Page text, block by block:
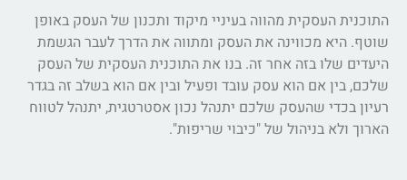
התוכנית העסקית מהווה בעיניי מיקוד ותכנון של העסק באופן
שוטף. היא מכווינה את העסק ומתווה את הדרך לעבר הגשמת
היעדים שלו בזה אחר זה. בנו את התוכנית העסקית של העסק
שלכם, בין אם הוא עסק עובד ופעיל ובין אם הוא בשלב זה בגדר
רעיון בכדי שהעסק שלכם יתנהל נכון אסטרטגית, יתנהל לטווח
הארוך ולא בניהול של "כיבוי שריפות".